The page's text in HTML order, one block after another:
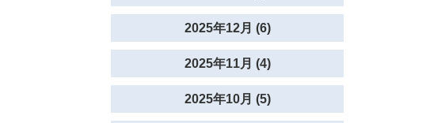
2025年12月 (6)
2025年11月 (4)
2025年10月 (5)